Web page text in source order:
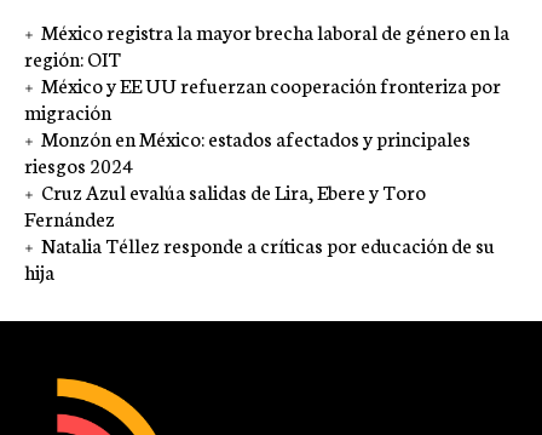
México registra la mayor brecha laboral de género en la
región: OIT
México y EE UU refuerzan cooperación fronteriza por
migración
Monzón en México: estados afectados y principales
riesgos 2024
Cruz Azul evalúa salidas de Lira, Ebere y Toro
Fernández
Natalia Téllez responde a críticas por educación de su
hija